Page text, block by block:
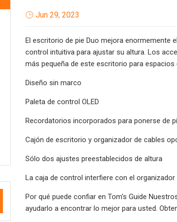
Jun 29, 2023
El escritorio de pie Duo mejora enormemente
control intuitiva para ajustar su altura. Los
más pequeña de este escritorio para
Diseño sin marco
Paleta de control OLED
Recordatorios incorporados para ponerse de
Cajón de escritorio y organizador de cables
Sólo dos ajustes preestablecidos de altura
La caja de control interfiere con el organizador
Por qué puede confiar en Tom's Guide
ayudarlo a encontrar lo mejor para usted.